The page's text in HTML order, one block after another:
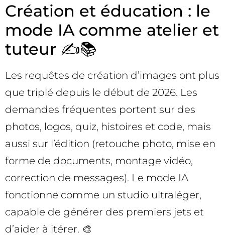
Création et éducation : le
mode IA comme atelier et
tuteur ✍️📚
Les requêtes de création d’images ont plus
que triplé depuis le début de 2026. Les
demandes fréquentes portent sur des
photos, logos, quiz, histoires et code, mais
aussi sur l’édition (retouche photo, mise en
forme de documents, montage vidéo,
correction de messages). Le mode IA
fonctionne comme un studio ultraléger,
capable de générer des premiers jets et
d’aider à itérer. 🎨